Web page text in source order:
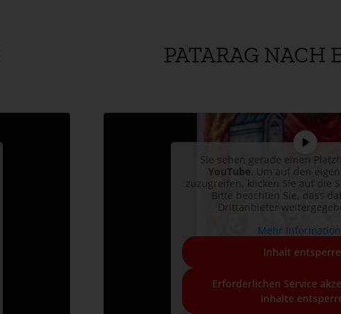
PATARAG NACH
Sie sehen gerade einen
YouTube . Um auf den
zuzugreifen, klicken Sie auf die
Bitte beachten Sie, dass
Drittanbieter
Mehr
Inhalt
Erforderlichen Service
Inhalte